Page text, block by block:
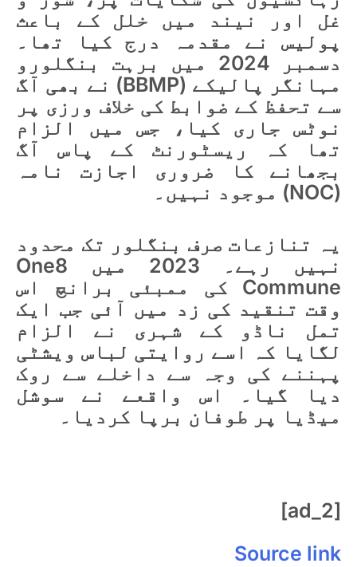
غل اور نیند میں خلل کے باعث
پولیس نے مقدمہ درج کیا تھا۔
دسمبر 2024 میں برہت بنگلورو
مہانگر پالیکے (BBMP) نے بھی آگ
سے تحفظ کے ضوابط کی خلاف ورزی پر
نوٹس جاری کیا، جس میں الزام
تھا کہ ریسٹورنٹ کے پاس آگ
بجھانے کا ضروری اجازت نامہ
(NOC) موجود نہیں۔
یہ تنازعات صرف بنگلور تک محدود
نہیں رہے۔ 2023 میں One8
Commune کی ممبئی برانچ اس
وقت تنقید کی زد میں آئی جب ایک
تمل ناڈو کے شہری نے الزام
لگایا کہ اسے روایتی لباس ویشٹی
پہننے کی وجہ سے داخلے سے روک
دیا گیا۔ اس واقعے نے سوشل
میڈیا پر طوفان برپا کردیا۔
[ad_2]
Source link